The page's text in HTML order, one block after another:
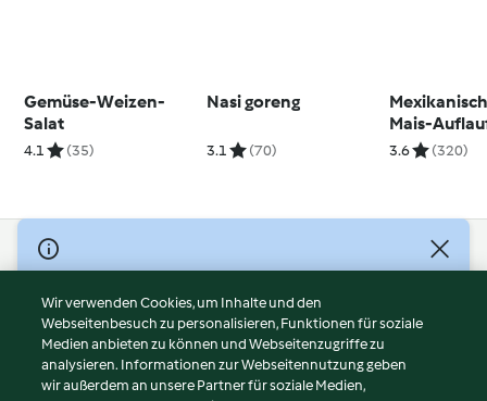
Gemüse-Weizen-
Salat
4.1 (35)
Nasi goreng
3.1 (70)
Mais-
3.6 (320)
© Copyright 2026
Nutzungsbedingungen
Datenschutzrichtlinien
Disclaimer
Impressum
Wir verwenden Cookies, um Inhalte und den
Webseitenbesuch zu personalisieren, Funktionen für soziale
Medien anbieten zu können und Webseitenzugriffe zu
analysieren. Informationen zur Webseitennutzung geben
wir außerdem an unsere Partner für soziale Medien,